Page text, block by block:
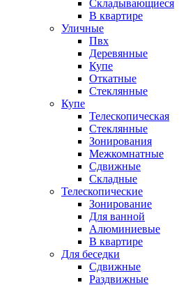
Складывающиеся
В квартире
Уличные
Пвх
Деревянные
Купе
Откатные
Стеклянные
Купе
Телескопическая
Стеклянные
Зонирования
Межкомнатные
Сдвижные
Складные
Телескопические
Зонирование
Для ванной
Алюминиевые
В квартире
Для беседки
Сдвижные
Раздвижные